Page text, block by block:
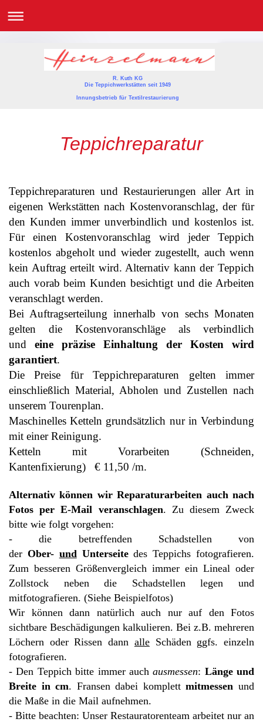
R. Kuth KG
Die Teppichwerkstätten seit 1949
Innungsbetrieb für Textilrestaurierung
Teppichreparatur
Teppichreparaturen und Restaurierungen aller Art in
eigenen Werkstätten nach Kostenvoranschlag, der für
den Kunden immer unverbindlich und kostenlos ist.
Für einen Kostenvoranschlag wird jeder Teppich
kostenlos abgeholt und wieder zugestellt, auch wenn
kein Auftrag erteilt wird. Alternativ kann der Teppich
auch vorab beim Kunden besichtigt und die Arbeiten
veranschlagt werden.
Bei Auftragserteilung innerhalb von sechs Monaten
gelten die Kostenvoranschläge als verbindlich
und eine präzise
Einhaltung der Kosten wird
garantiert.
Die Preise für Teppichreparaturen gelten immer
einschließlich Material, Abholen und Zustellen nach
unserem Tourenplan.
Maschinelles Ketteln grundsätzlich nur in Verbindung
mit einer Reinigung.
Ketteln mit Vorarbeiten (Schneiden,
Kantenfixierung) € 11,50 /m.
Alternativ können wir Reparaturarbeiten auch nach
Fotos per E-Mail veranschlagen. Zu diesem Zweck
bitte wie folgt vorgehen:
- die betreffenden Schadstellen von
der Ober- undUnterseitedes Teppichs fotografieren.
Zum besseren Größenvergleich immer ein Lineal oder
Zollstock neben die Schadstellen legen und
mitfotografieren. (Siehe Beispielfotos)
Wir können dann natürlich auch nur auf den Fotos
sichtbare Beschädigungen kalkulieren. Bei z.B. mehreren
Löchern oder Rissen dann alleSchäden ggfs. einzeln
fotografieren.
- Den Teppich bitte immer auchausmessen: Länge und
Breite in cm. Fransen dabei komplettmitmessen und
die Maße in die Mail aufnehmen.
- Bitte beachten: Unser Restauratorenteam arbeitet nur an